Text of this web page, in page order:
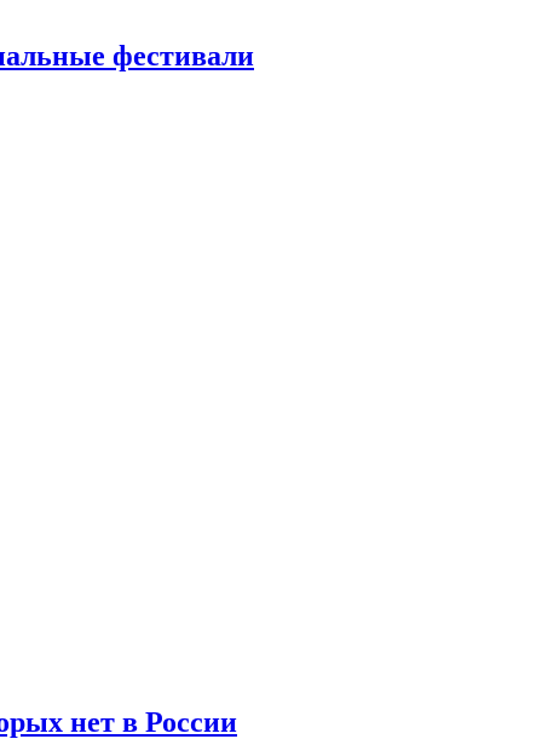
фестивали
нет в России